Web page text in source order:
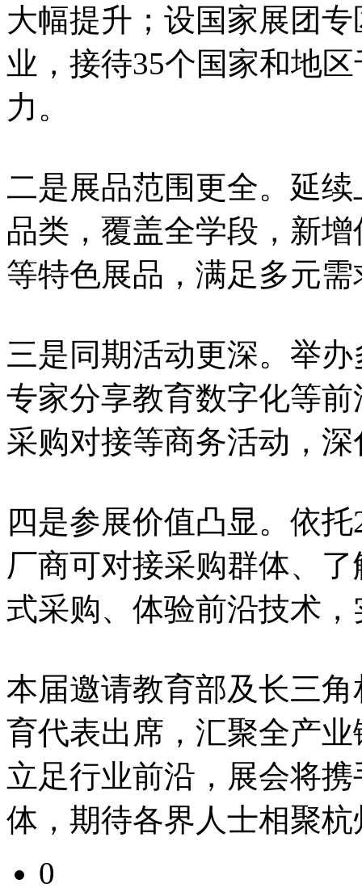
大幅提升；设国家展团
业，接待35个国家和地
力。
二是展品范围更全。延
品类，覆盖全学段，新
等特色展品，满足多元需
三是同期活动更深。举
专家分享教育数字化等
采购对接等商务活动，
四是参展价值凸显。依
厂商可对接采购群体、
式采购、体验前沿技术
本届邀请教育部及长三
育代表出席，汇聚全产
立足行业前沿，展会将
体，期待各界人士相聚
0